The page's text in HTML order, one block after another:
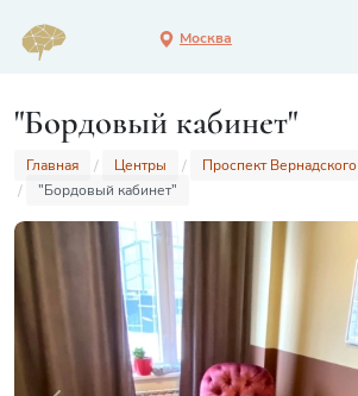
Москва
"Бордовый кабинет"
Главная Центры
Проспект Вернадского
"Бордовый кабинет"